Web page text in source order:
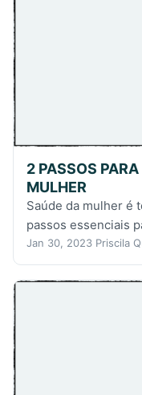
2 PASSOS
MULHER
Saúde da mulher é
passos essenciais
Jan 30, 2023 Priscila